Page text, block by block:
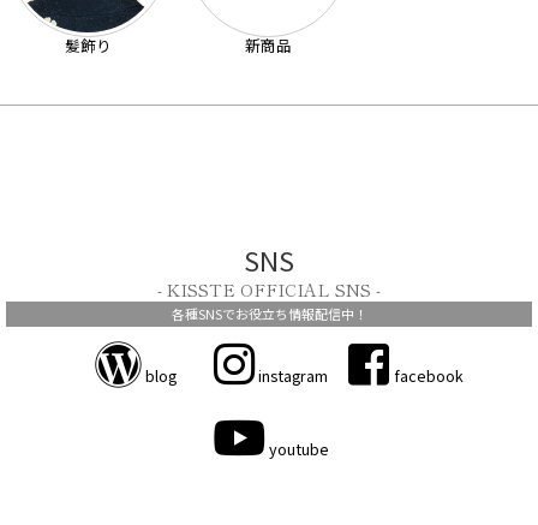
髪飾り 新商品
SNS
- KISSTE OFFICIAL SNS -
各種SNSでお役立ち情報配信中！
blog instagram facebook
youtube